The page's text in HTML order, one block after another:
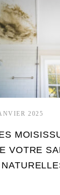
2025
VOTRE